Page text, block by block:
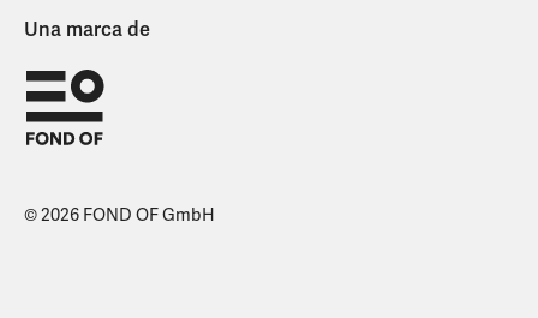
Una marca de
© 2026 FOND OF GmbH